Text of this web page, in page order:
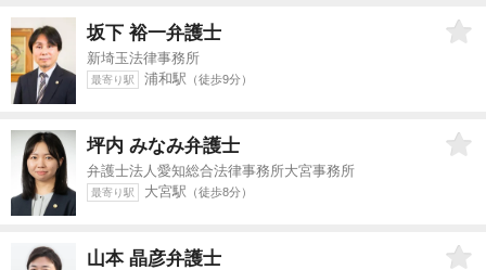
坂下 裕一弁護士
新埼玉法律事務所
最寄り駅 浦和駅 （徒歩9分）
坪内 みなみ弁護士
弁護士法人愛知総合法律事務所大宮事務所
最寄り駅 大宮駅 （徒歩8分）
山本 晶彦弁護士